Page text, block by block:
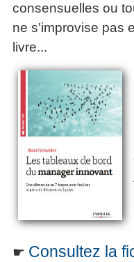
consensuelles ou
ne s'improvise pas
livre...
☛ Consultez la